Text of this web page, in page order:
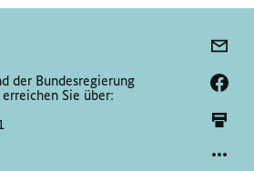
der Bundesregierung
Sie über: